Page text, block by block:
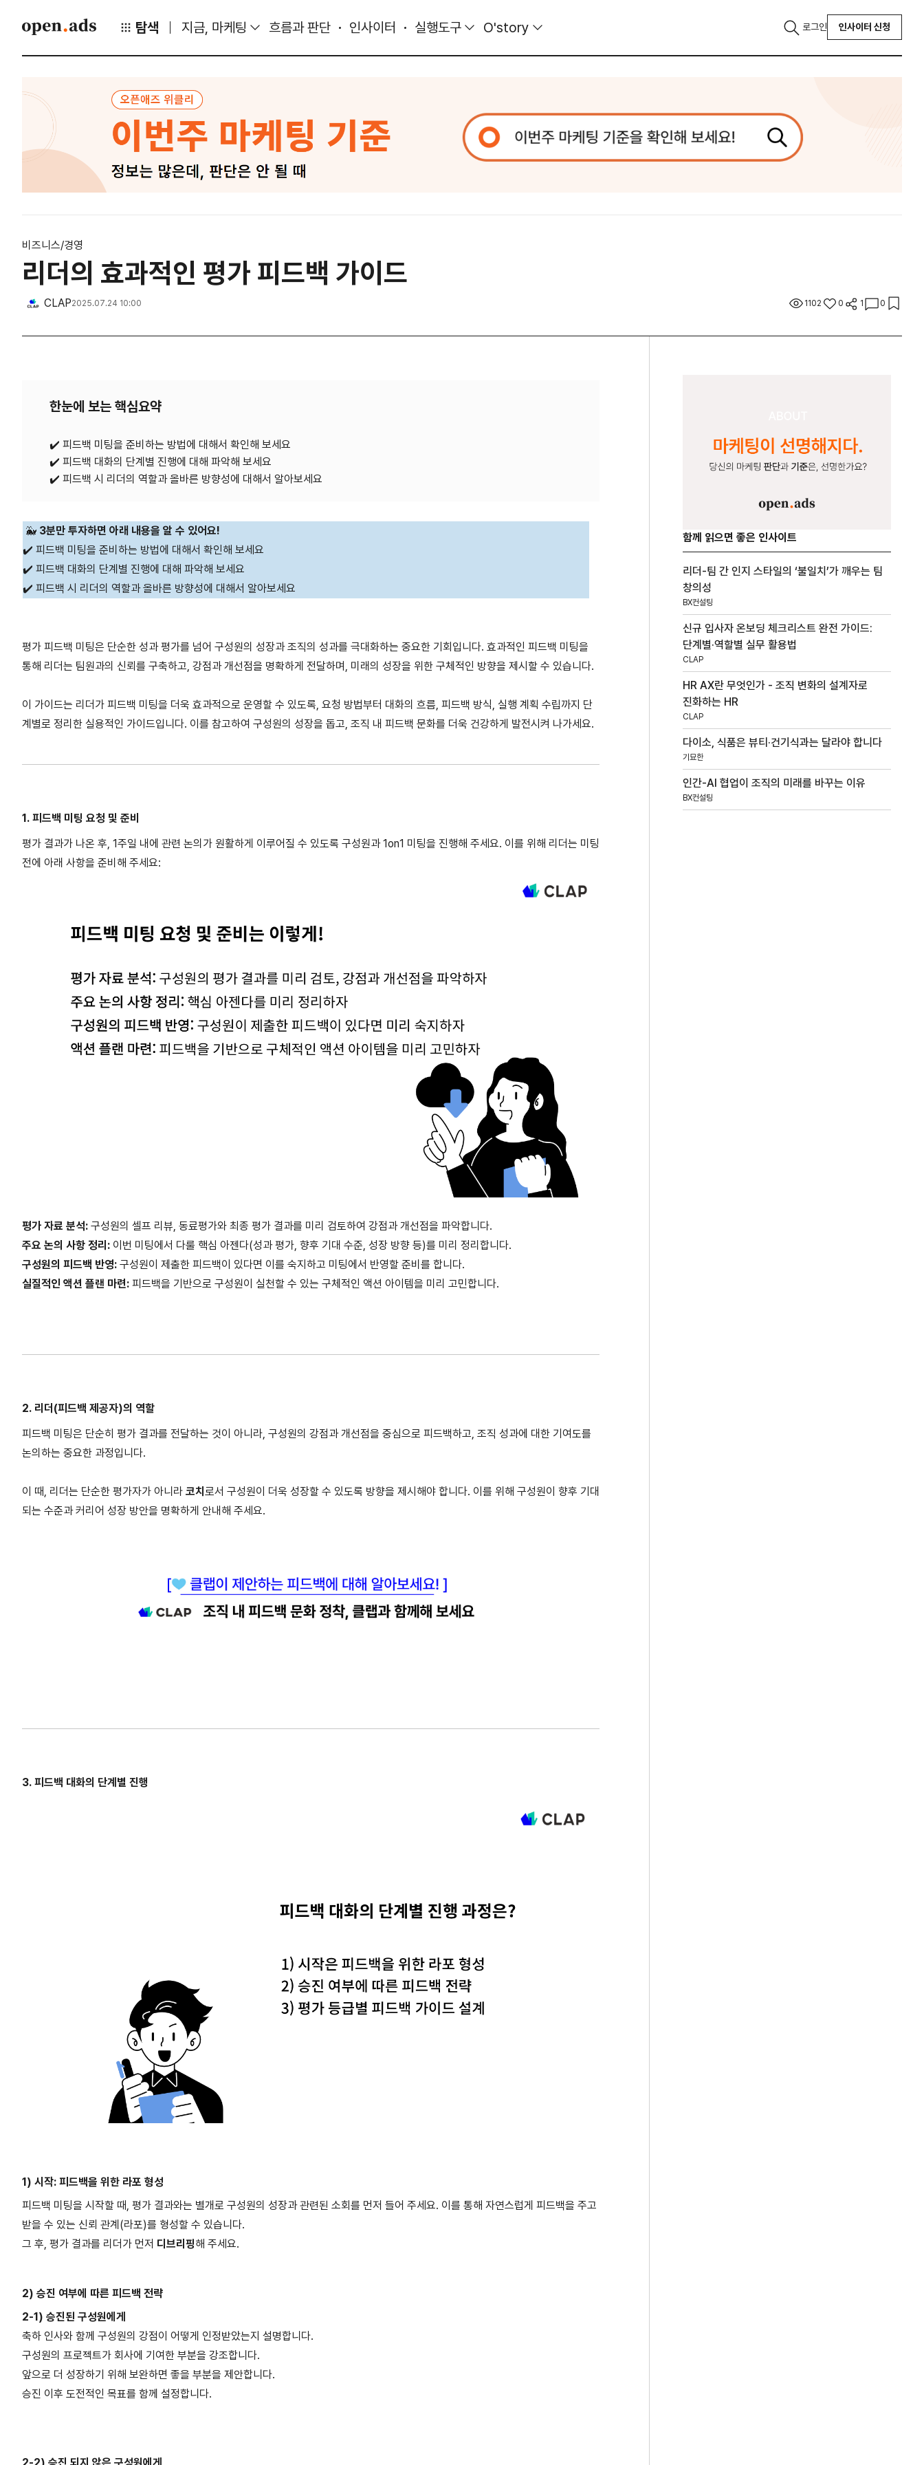
탐색 지금, 마케팅 흐름과 판단 인사이터 실행도구 O'story 로그인 인사이터 신청
비즈니스/경영
리더의 효과적인 평가 피드백 가이드
CLAP2025.07.24 10:00 1102 0 1 0
한눈에 보는 핵심요약
✔️ 피드백 미팅을 준비하는 방법에 대해서 확인해 보세요
✔️ 피드백 대화의 단계별 진행에 대해 파악해 보세요
🐳 3분만 투자하면 아래 내용을 알 수 있어요!
✔️ 피드백 미팅을 준비하는 방법에 대해서 확인해 보세요
✔️ 피드백 대화의 단계별 진행에 대해 파악해 보세요
✔️ 피드백 시 리더의 역할과 올바른 방향성에 대해서 알아보세요
평가 피드백 미팅은 단순한 성과 평가를 넘어 구성원의 성장과 조직의 성과를 극대화하는 중요한 기회입니다. 효과적인 피드백 미팅을
통해 리더는 팀원과의 신뢰를 구축하고, 강점과 개선점을 명확하게 전달하며, 미래의 성장을 위한 구체적인 방향을 제시할 수 있습니다.
이 가이드는 리더가 피드백 미팅을 더욱 효과적으로 운영할 수 있도록, 요청 방법부터 대화의 흐름, 피드백 방식, 실행 계획 수립까지 단
계별로 정리한 실용적인 가이드입니다. 이를 참고하여 구성원의 성장을 돕고, 조직 내 피드백 문화를 더욱 건강하게 발전시켜 나가세요.
1. 피드백 미팅 요청 및 준비
평가 결과가 나온 후, 1주일 내에 관련 논의가 원활하게 이루어질 수 있도록 구성원과 1on1 미팅을 진행해 주세요. 이를 위해 리더는 미팅
전에 아래 사항을 준비해 주세요:
평가 자료 분석: 구성원의 셀프 리뷰, 동료평가와 최종 평가 결과를 미리 검토하여 강점과 개선점을 파악합니다.
주요 논의 사항 정리: 이번 미팅에서 다룰 핵심 아젠다(성과 평가, 향후 기대 수준, 성장 방향 등)를 미리 정리합니다.
구성원의 피드백 반영: 구성원이 제출한 피드백이 있다면 이를 숙지하고 미팅에서 반영할 준비를 합니다.
실질적인 액션 플랜 마련: 피드백을 기반으로 구성원이 실천할 수 있는 구체적인 액션 아이템을 미리 고민합니다.
2. 리더(피드백 제공자)의 역할
피드백 미팅은 단순히 평가 결과를 전달하는 것이 아니라, 구성원의 강점과 개선점을 중심으로 피드백하고, 조직 성과에 대한 기여도를
논의하는 중요한 과정입니다.
이 때, 리더는 단순한 평가자가 아니라 코치 로서 구성원이 더욱 성장할 수 있도록 방향을 제시해야 합니다. 이를 위해 구성원이 향후 기대
되는 수준과 커리어 성장 방안을 명확하게 안내해 주세요.
3. 피드백 대화의 단계별 진행
1) 시작: 피드백을 위한 라포 형성
피드백 미팅을 시작할 때, 평가 결과와는 별개로 구성원의 성장과 관련된 소회를 먼저 들어 주세요. 이를 통해 자연스럽게 피드백을 주고
받을 수 있는 신뢰 관계(라포)를 형성할 수 있습니다.
그 후, 평가 결과를 리더가 먼저 디브리핑해 주세요.
2) 승진 여부에 따른 피드백 전략
2-1) 승진된 구성원에게
축하 인사와 함께 구성원의 강점이 어떻게 인정받았는지 설명합니다.
구성원의 프로젝트가 회사에 기여한 부분을 강조합니다.
앞으로 더 성장하기 위해 보완하면 좋을 부분을 제안합니다.
승진 이후 도전적인 목표를 함께 설정합니다.
함께 읽으면 좋은 인사이트
리더-팀 간 인지 스타일의 ‘불일치’가 깨우는 팀
창의성
BX컨설팅
신규 입사자 온보딩 체크리스트 완전 가이드:
단계별·역할별 실무 활용법
CLAP
HR AX란 무엇인가 - 조직 변화의 설계자로
진화하는 HR
CLAP
다이소, 식품은 뷰티·건기식과는 달라야 합니다
기묘한
인간-AI 협업이 조직의 미래를 바꾸는 이유
BX컨설팅